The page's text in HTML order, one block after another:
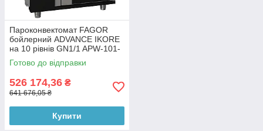
Пароконвектомат FAGOR
бойлерний ADVANCE IKORE
на 10 рівнів GN1/1 APW-101-
E R LW S
Готово до відправки
526 174,36 ₴
641 676,05 ₴
Купити